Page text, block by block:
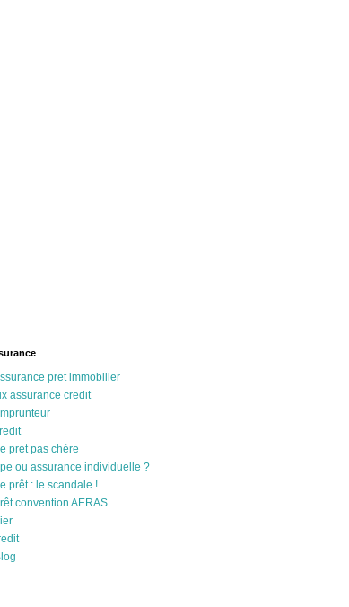
pret immobilier
assurance credit
pret pas chère
ou assurance individuelle ?
prêt : le scandale !
convention AERAS